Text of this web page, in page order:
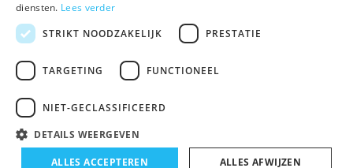
Algemene voorwaarden Disclaimer
© Spirituele winkel • Sinds 2006 • Dé vertrouwde spirituele webshop
diensten. Lees verder
STRIKT NOODZAKELIJK
PRESTATIE
TARGETING FUNCTIONEEL
NIET-GECLASSIFICEERD
DETAILS WEERGEVEN
ALLES ACCEPTEREN ALLES AFWIJZEN